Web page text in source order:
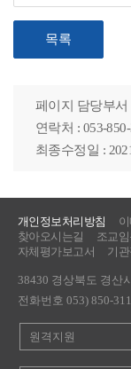
목록
페이지 담당부서
연락처 : 053-
최종수정일 :
개인정보처리방침
찾아오시는길
조교
자체평가보고서
기관
38430 경상북도 경산
전화번호 053) 850-
원격지원